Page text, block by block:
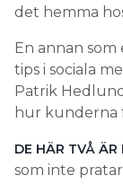
det hemma
En annan som
tips i sociala
Patrik
hur kunderna
DE HÄR TVÅ ÄR
som inte